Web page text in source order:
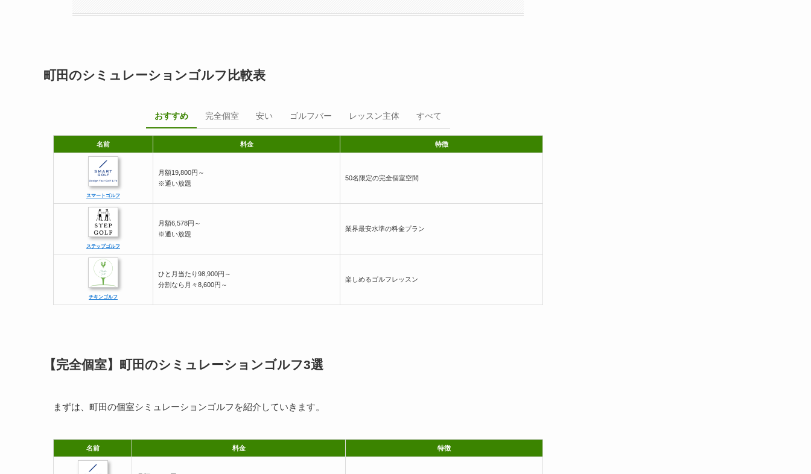
町田のシミュレーションゴルフ比較表
おすすめ 完全個室 安い ゴルフバー レッスン主体 すべて
名前 料金 特徴
スマートゴルフ
月額19,800円～
※通い放題
50名限定の完全個室空間
ステップゴルフ
月額6,578円～
※通い放題
業界最安水準の料金プラン
チキンゴルフ
ひと月当たり98,900円～
分割なら月々8,600円～
楽しめるゴルフレッスン
【完全個室】町田のシミュレーションゴルフ3選
まずは、町田の個室シミュレーションゴルフを紹介していきます。
名前 料金 特徴